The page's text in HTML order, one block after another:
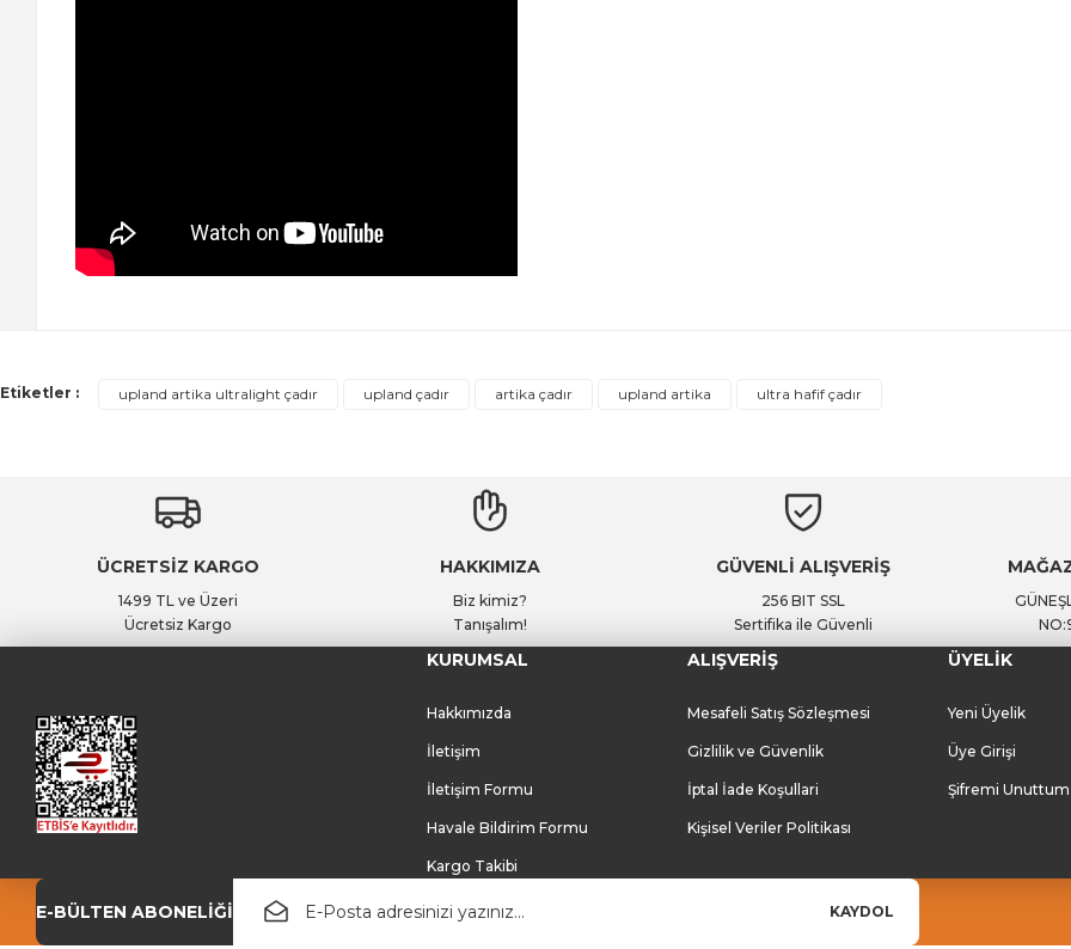
Etiketler : upland artika ultralight çadır upland çadır artika çadır upland artika ultra hafif çadır
ÜCRETSİZ KARGO
1499 TL ve Üzeri
Ücretsiz Kargo
HAKKIMIZA
Biz kimiz?
Tanışalım!
GÜVENLİ ALIŞVERİŞ
256 BIT SSL
Sertifika ile Güvenli
KURUMSAL
Hakkımızda
İletişim
İletişim Formu
Havale Bildirim Formu
Kargo Takibi
ALIŞVERİŞ
Mesafeli Satış Sözleşmesi
Gizlilik ve Güvenlik
İptal İade Koşullari
Kişisel Veriler Politikası
ÜYELİK
Yeni Üyelik
Üye Girişi
Şifremi Unuttum
E-BÜLTEN ABONELİĞİ KAYDOL